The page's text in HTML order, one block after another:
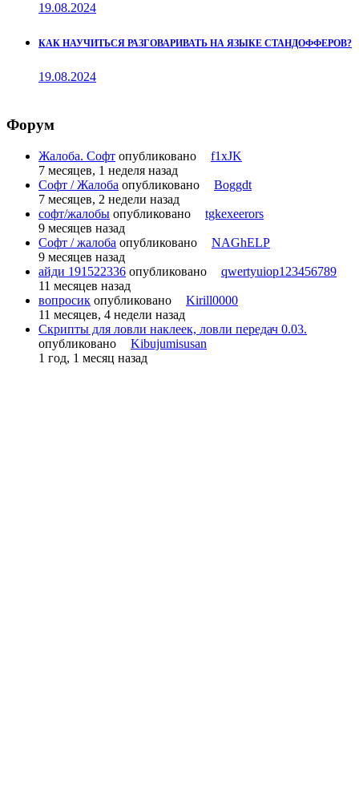
19.08.2024
КАК НАУЧИТЬСЯ РАЗГОВАРИВАТЬ НА ЯЗЫКЕ СТАНДОФФЕРОВ?
19.08.2024
Форум
Жалоба. Софт опубликовано
f1xJK
7 месяцев, 1 неделя назад
Софт / Жалоба опубликовано
Boggdt
7 месяцев, 2 недели назад
софт/жалобы опубликовано
tgkexeerors
9 месяцев назад
Софт / жалоба опубликовано
NAGhELP
9 месяцев назад
айди 191522336 опубликовано
qwertyuiop123456789
11 месяцев назад
вопросик опубликовано
Kirill0000
11 месяцев, 4 недели назад
Скрипты для ловли наклеек, ловли передач 0.03.
опубликовано
Kibujumisusan
1 год, 1 месяц назад